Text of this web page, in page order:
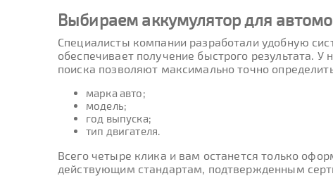
Выбираем аккумулятор для
Специалисты компании разработали удобную
обеспечивает получение быстрого результата.
поиска позволяют максимально точно
марка авто;
модель;
год выпуска;
тип двигателя.
Всего четыре клика и вам останется только
действующим стандартам, подтвержденным